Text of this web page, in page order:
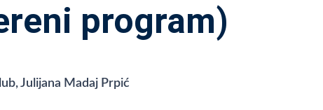
program)
Julijana Madaj Prpić